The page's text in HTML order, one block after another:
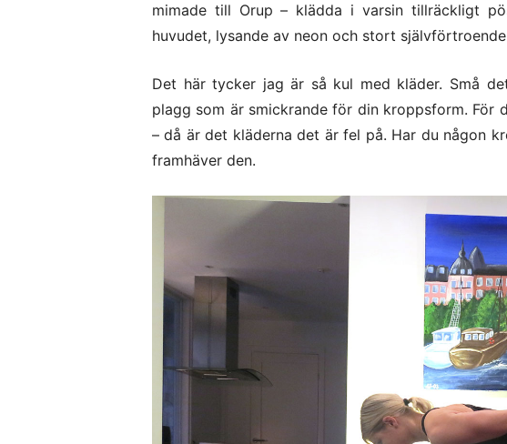
mimade till Orup – klädda i varsin tillräckligt
huvudet, lysande av neon och stort
Det här tycker jag är så kul med kläder. Små
plagg som är smickrande för din kroppsform. För
– då är det kläderna det är fel på. Har du någon
framhäver den.